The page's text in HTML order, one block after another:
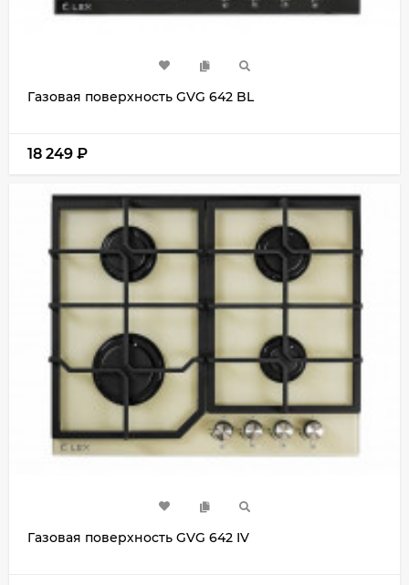
Газовая поверхность GVG 642 BL
18 249 ₽
Газовая поверхность GVG 642 IV